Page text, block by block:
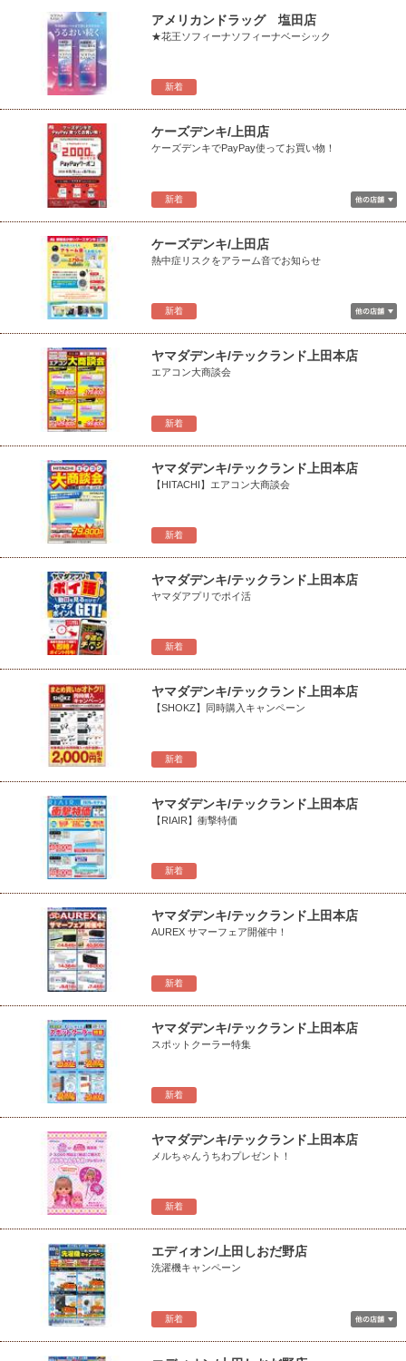
新着
アメリカンドラッグ 塩田店
★花王ソフィーナソフィーナベーシック
新着
ケーズデンキ/上田店
ケーズデンキでPayPay使ってお買い物！
新着
ケーズデンキ/上田店
熱中症リスクをアラーム音でお知らせ
新着
ヤマダデンキ/テックランド上田本店
エアコン大商談会
新着
ヤマダデンキ/テックランド上田本店
【HITACHI】エアコン大商談会
新着
ヤマダデンキ/テックランド上田本店
ヤマダアプリでポイ活
新着
ヤマダデンキ/テックランド上田本店
【SHOKZ】同時購入キャンペーン
新着
ヤマダデンキ/テックランド上田本店
【RIAIR】衝撃特価
新着
ヤマダデンキ/テックランド上田本店
AUREX サマーフェア開催中！
新着
ヤマダデンキ/テックランド上田本店
スポットクーラー特集
新着
ヤマダデンキ/テックランド上田本店
メルちゃんうちわプレゼント！
新着
エディオン/上田しおだ野店
洗濯機キャンペーン